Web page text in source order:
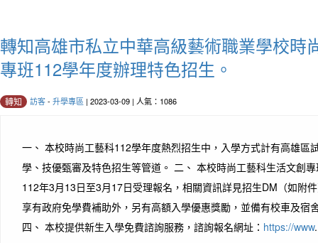
轉知高雄市私立中華高級藝術職業學校時
專班112學年度辦理特色招生。
轉知 訪客- 升學專區 | 2023-03-09 | 人氣：1086
一、 本校時尚工藝科112學年度熱烈招生中，入學方式計有高雄區
學、技優甄審及特色招生等管道。 二、 本校時尚工藝科生活文創
112年3月13日至3月17日受理報名，相關資訊詳見招生DM（如附
享有政府免學費補助外，另有高額入學優惠獎勵，並備有校車及宿
四、 本校提供新生入學免費諮詢服務，諮詢報名網址： https://www